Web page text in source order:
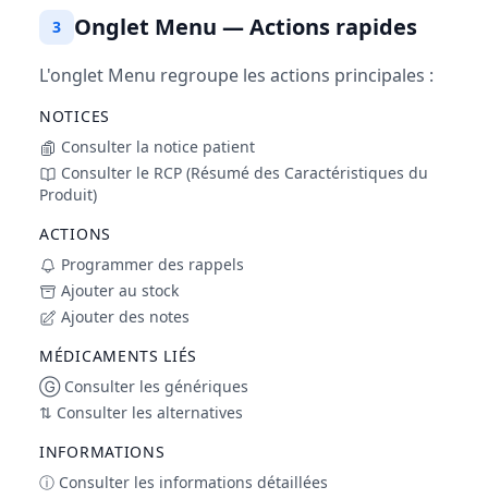
3 Onglet Menu — Actions rapides
L'onglet Menu regroupe les actions principales :
NOTICES
Consulter la notice patient
Consulter le RCP (Résumé des Caractéristiques du
Produit)
ACTIONS
Programmer des rappels
Ajouter au stock
Ajouter des notes
MÉDICAMENTS LIÉS
Ⓖ Consulter les génériques
⇅ Consulter les alternatives
INFORMATIONS
ⓘ Consulter les informations détaillées